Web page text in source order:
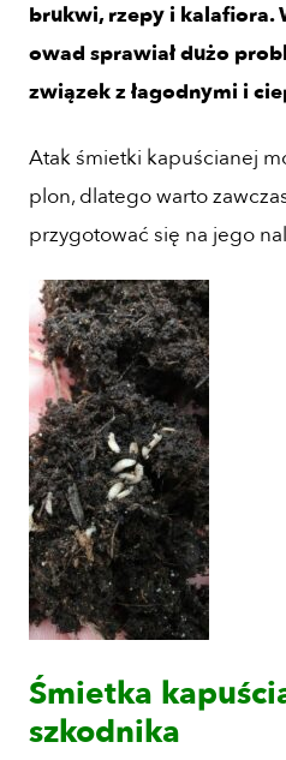
brukwi, rzepy i kalafiora.
owad sprawiał dużo
związek z łagodnymi i
Atak śmietki kapuścianej
plon, dlatego warto
przygotować się na jego
Śmietka
szkodnika